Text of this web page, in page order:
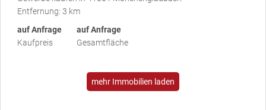
Entfernung: 3 km
auf Anfrage
Kaufpreis
auf Anfrage
Gesamtfläche
mehr Immobilien laden